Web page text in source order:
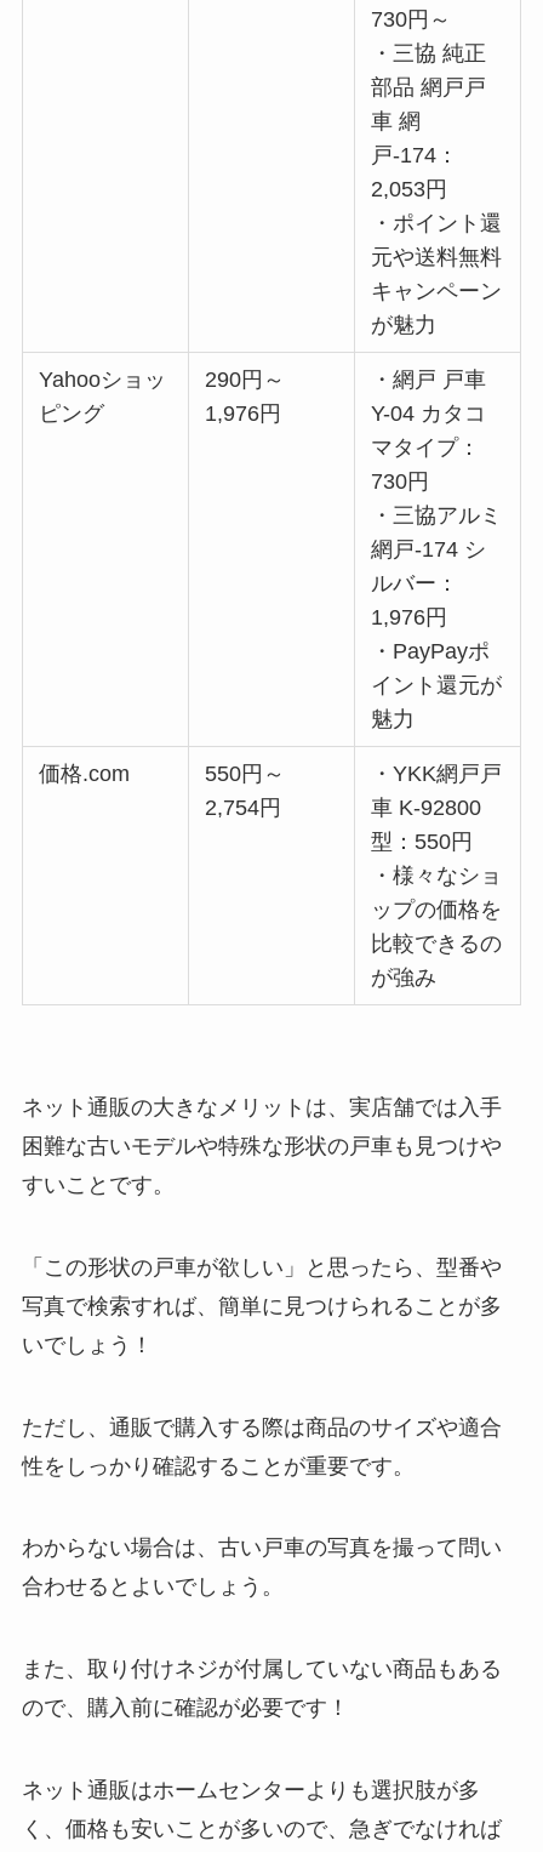
730円～
・三協 純正
部品 網戸戸
車 網
戸-174：
2,053円
・ポイント還
元や送料無料
キャンペーン
が魅力
Yahooショッ
ピング
290円～
1,976円
・網戸 戸車
Y-04 カタコ
マタイプ：
730円
・三協アルミ
網戸-174 シ
ルバー：
1,976円
・PayPayポ
イント還元が
魅力
価格.com
550円～
2,754円
・YKK網戸戸
車 K-92800
型：550円
・様々なショ
ップの価格を
比較できるの
が強み
ネット通販の大きなメリットは、実店舗では入手
困難な古いモデルや特殊な形状の戸車も見つけや
すいことです。
「この形状の戸車が欲しい」と思ったら、型番や
写真で検索すれば、簡単に見つけられることが多
いでしょう！
ただし、通販で購入する際は商品のサイズや適合
性をしっかり確認することが重要です。
わからない場合は、古い戸車の写真を撮って問い
合わせるとよいでしょう。
また、取り付けネジが付属していない商品もある
ので、購入前に確認が必要です！
ネット通販はホームセンターよりも選択肢が多
く、価格も安いことが多いので、急ぎでなければ